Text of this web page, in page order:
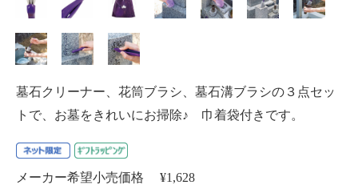
墓石クリーナー、花筒ブラシ、墓石溝ブラシの３点セッ
トで、お墓をきれいにお掃除♪ 巾着袋付きです。
メーカー希望小売価格 ¥1,628